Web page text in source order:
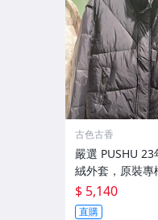
古色古香
嚴選 PUSHU 23
絨外套，原裝專
輕盈保暖適合過
換季穿新衣 冬秋
$ 5,140
直購